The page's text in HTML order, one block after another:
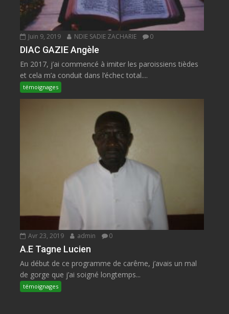
Juin 9, 2019 NDIE SADIE ZACHARIE 0
DIAC GAZIE Angèle
En 2017, j’ai commencé à imiter les paroissiens tièdes
et cela m’a conduit dans l’échec total....
témoignages
Avr 23, 2019 admin 0
A.E Tagne Lucien
Au début de ce programme de carême, j’avais un mal
de gorge que j’ai soigné longtemps...
témoignages